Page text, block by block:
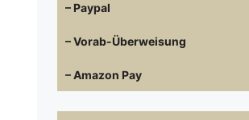
– Paypal
– Vorab-Überweisung
– Amazon Pay